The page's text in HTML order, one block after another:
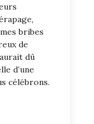
bribes
de
dû
d’une
célébrons.